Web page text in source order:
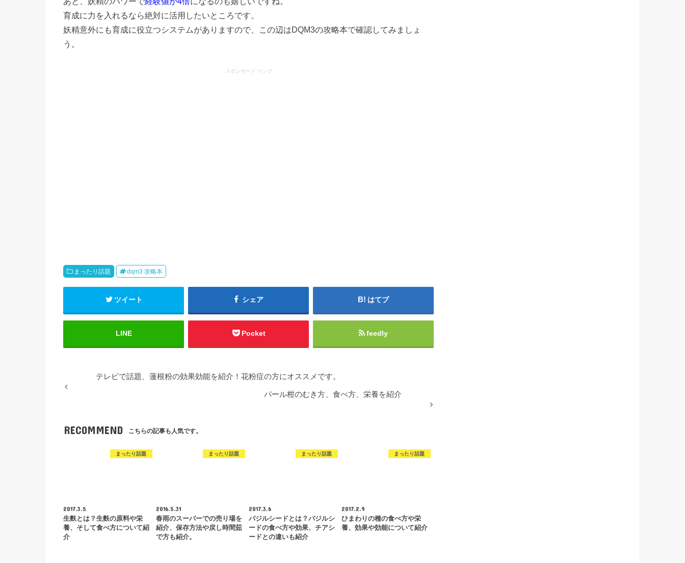
育成に力を入れるなら絶対に活用したいところです。
妖精意外にも育成に役立つシステムがありますので、この辺はDQM3の攻略本で確認してみましょ
う。
スポンサード リンク
まったり話題 dqm3 攻略本
ツイート シェア はてブ
LINE Pocket feedly
テレビで話題、蓮根粉の効果効能を紹介！花粉症の方にオススメです。
パール柑のむき方、食べ方、栄養を紹介
RECOMMEND こちらの記事も人気です。
まったり話題
2017.3.5
生麩とは？生麩の原料や栄
養、そして食べ方について紹
介
まったり話題
2016.5.31
春雨のスーパーでの売り場を
紹介、保存方法や戻し時間茹
で方も紹介。
まったり話題
2017.3.6
バジルシードとは？バジルシ
ードの食べ方や効果、チアシ
ードとの違いも紹介
まったり話題
2017.2.9
ひまわりの種の食べ方や栄
養、効果や効能について紹介